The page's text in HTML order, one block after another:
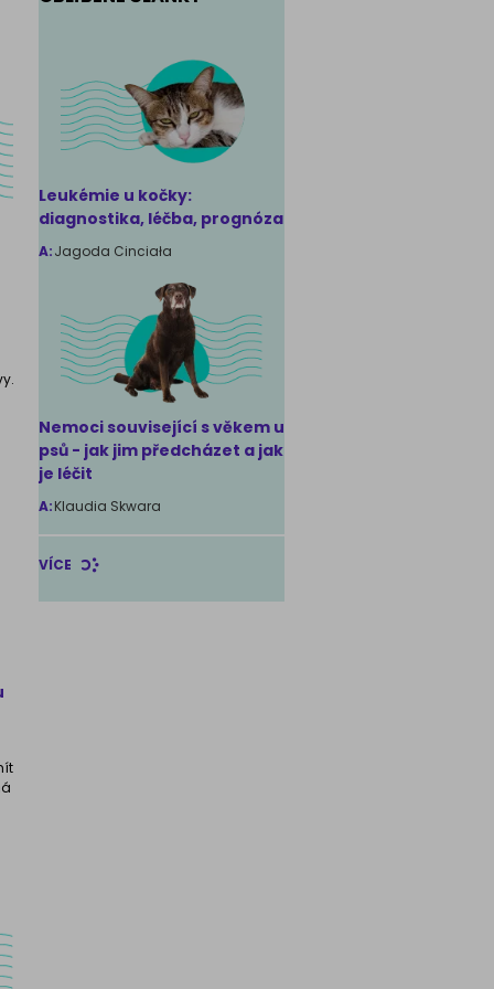
Leukémie u kočky:
diagnostika, léčba, prognóza
A:Jagoda Cinciała
Nemoci související s věkem u
psů - jak jim předcházet a jak
je léčit
A:Klaudia Skwara
VÍCE